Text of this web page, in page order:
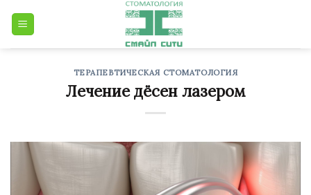
ТЕРАПЕВТИЧЕСКАЯ СТОМАТОЛОГИЯ
Лечение дёсен лазером